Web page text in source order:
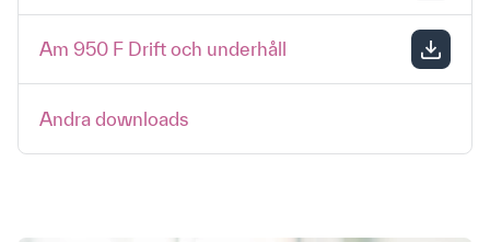
Am 950 F Drift och underhåll
Andra downloads